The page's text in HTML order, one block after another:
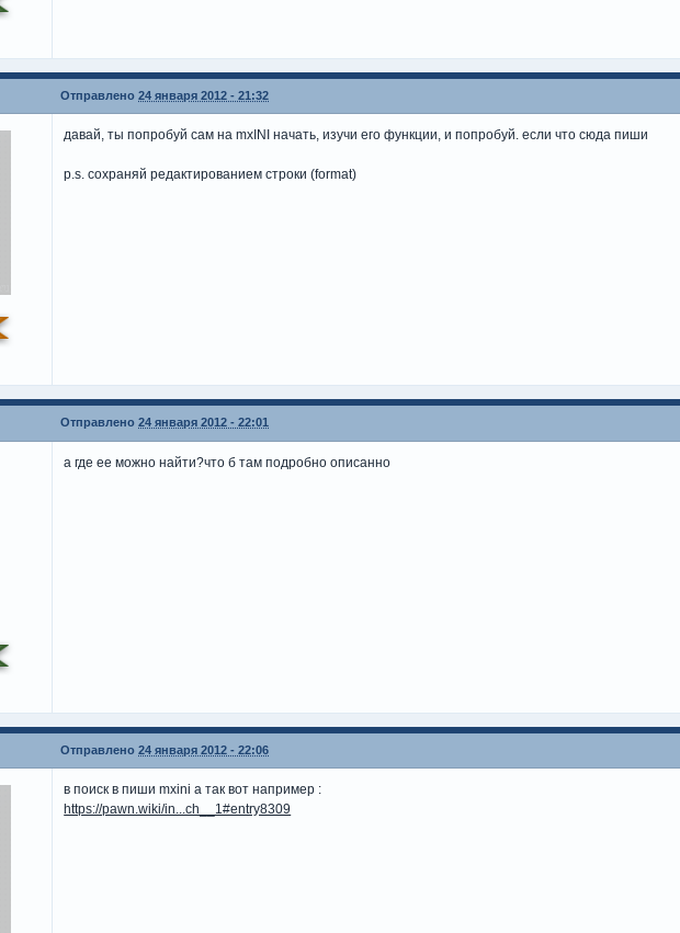
Отправлено24 января 2012 - 21:32
давай, ты попробуй сам на mxINI начать, изучи его функции, и попробуй. если что сюда пиши
p.s. сохраняй редактированием строки (format)
Отправлено24 января 2012 - 22:01
а где ее можно найти?что б там подробно описанно
Отправлено24 января 2012 - 22:06
в поиск в пиши mxini а так вот например :
https://pawn.wiki/in...ch__1#entry8309